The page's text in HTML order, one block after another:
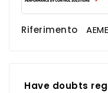
Riferimento
Have doubts